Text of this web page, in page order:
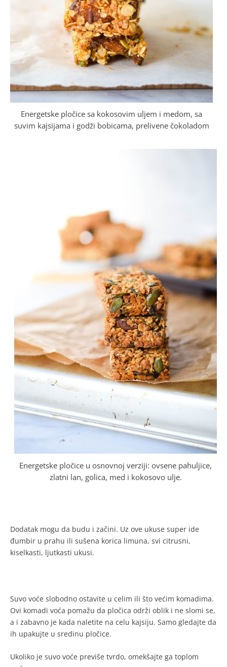
Energetske pločice sa kokosovim uljem i medom, sa
suvim kajsijama i godži bobicama, prelivene čokoladom
Energetske pločice u osnovnoj verziji: ovsene pahuljice,
zlatni lan, golica, med i kokosovo ulje.
Dodatak mogu da budu i začini. Uz ove ukuse super ide
đumbir u prahu ili sušena korica limuna, svi citrusni,
kiselkasti, ljutkasti ukusi.
Suvo voće slobodno ostavite u celim ili što većim komadima.
Ovi komadi voća pomažu da pločica održi oblik i ne slomi se,
a i zabavno je kada naletite na celu kajsiju. Samo gledajte da
ih upakujte u sredinu pločice.
Ukoliko je suvo voće previše tvrdo, omekšajte ga toplom